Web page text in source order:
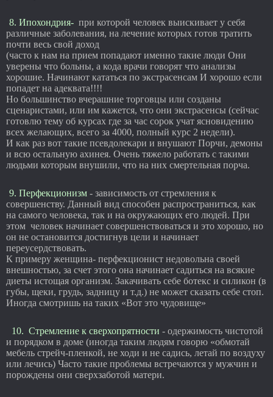
8. Ипохондрия- при которой человек выискивает у себя
различные заболевания, на лечение которых готов тратить
почти весь свой доход
(часто к нам на прием попадают именно такие люди Они
уверены что больны, а кода врачи говорят что анализы
хорошие. Начинают кататься по экстрасенсам И хорошо если
попадет на адеквата!!!!
Но большинство вчерашние торговцы или созданы
сценаристами, или им кажется, что они экстрасенсы (сейчас
готовлю тему об курсах где за час сорок учат ясновидению
всех желающих, всего за 4000, полный курс 2 недели).
И как раз вот такие псевдолекари и внушают Порчи, демоны
и всю остальную ахинея. Очень тяжело работать с такими
людьми которым внушили, что на них смертельная порча.
9. Перфекционизм - зависимость от стремления к
совершенству. Данный вид способен распространиться, как
на самого человека, так и на окружающих его людей. При
этом человек начинает совершенствоваться и это хорошо, но
он не остановится достигнув цели и начинает
переусердствовать.
К примеру женщина- перфекционист недовольна своей
внешностью, за счет этого она начинает садиться на всякие
диеты истощая организм. Закачивать себе ботекс и силикон (в
губы, щеки, грудь, задницу и т.д.) не может сказать себе стоп.
Иногда смотришь на таких «Вот это чудовище»
10. Стремление к сверхопрятности - одержимость чистотой
и порядком в доме (иногда таким людям говорю «обмотай
мебель стрейч-пленкой, не ходи и не садись, летай по воздуху
или лечись) Часто такие проблемы встречаются у мужчин и
порождены они сверхзаботой матери.